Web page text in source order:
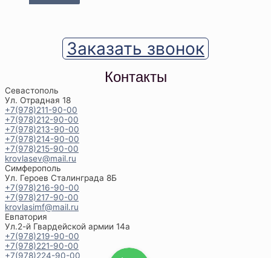
Заказать звонок
Контакты
Севастополь
Ул. Отрадная 18
+7(978)211-90-00
+7(978)212-90-00
+7(978)213-90-00
+7(978)214-90-00
+7(978)215-90-00
krovlasev@mail.ru
Симферополь
Ул. Героев Сталинграда 8Б
+7(978)216-90-00
+7(978)217-90-00
krovlasimf@mail.ru
Евпатория
Ул.2-й Гвардейской армии 14а
+7(978)219-90-00
+7(978)221-90-00
+7(978)224-90-00